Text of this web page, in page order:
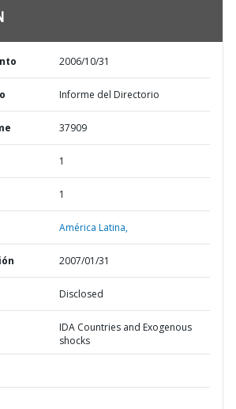
2006/10/31
Informe del Directorio
37909
1
1
América Latina,
2007/01/31
Disclosed
IDA Countries and Exogenous
shocks